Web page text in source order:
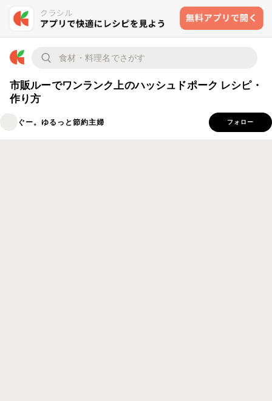
市販ルーでワンランク上のハッシュドポーク レシピ・
作り方
ぐー。ゆるっと節約主婦 フォロー